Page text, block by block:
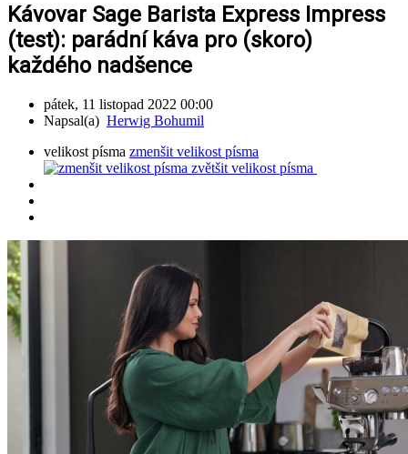
Kávovar Sage Barista Express Impress
(test): parádní káva pro (skoro)
každého nadšence
pátek, 11 listopad 2022 00:00
Napsal(a) Herwig Bohumil
velikost písma zmenšit velikost písma
zvětšit velikost písma